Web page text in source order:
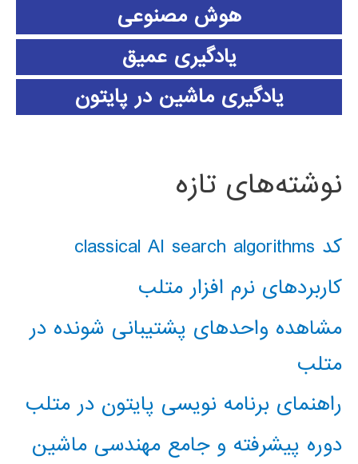
هوش مصنوعی
یادگیری عمیق
یادگیری ماشین در پایتون
نوشته‌های تازه
کد classical AI search algorithms
کاربردهای نرم افزار متلب
مشاهده واحدهای پشتیبانی شونده در
متلب
راهنمای برنامه نویسی پایتون در متلب
دوره پیشرفته و جامع مهندسی ماشین